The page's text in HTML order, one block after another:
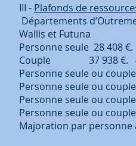
III - Plafonds de
Départements
Wallis et Futuna
Personne seule 28 408
Couple 37 938 €.
Personne seule ou
Personne seule ou
Personne seule ou
Personne seule ou
Majoration par